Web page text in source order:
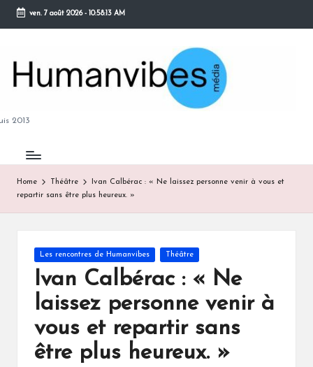
Skip
content
ven. 7 août 2026- 10:58:14 AM
2013
Home Théâtre
Ivan Calbérac : « Ne laissez personne venir à vous et
repartir sans être plus heureux. »
Posted
in
Les rencontres de Humanvibes Théâtre
Ivan Calbérac : « Ne
laissez personne venir à
vous et repartir sans
être plus heureux. »